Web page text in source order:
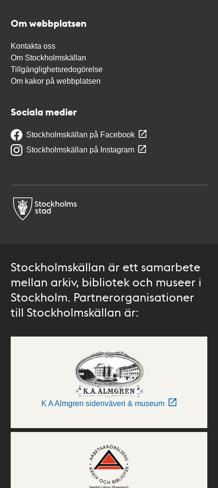
Om webbplatsen
Kontakta oss
Om Stockholmskällan
Tillgänglighetsredogörelse
Om kakor på webbplatsen
Sociala medier
Stockholmskällan på Facebook
Stockholmskällan på Instagram
Stockholmskällan är ett samarbete
mellan arkiv, bibliotek och museer i
Stockholm. Partnerorganisationer
till Stockholmskällan är:
K A Almgren sidenväveri & museum